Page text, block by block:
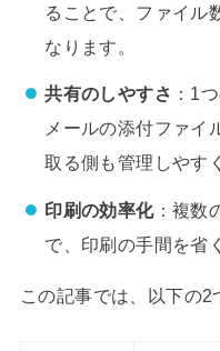
ることで、ファイル
なります。
共有のしやすさ ：1
メールの添付ファイ
取る側も管理しやす
印刷の効率化：複数
で、印刷の手間を省
この記事では、以下の2